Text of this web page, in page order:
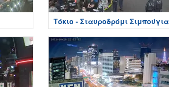
Τόκιο - Σταυροδρόμι Σιμπούγια